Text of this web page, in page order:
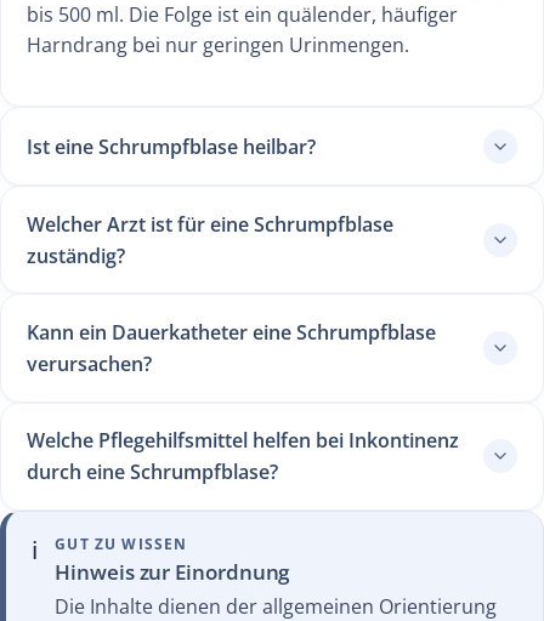
bis 500 ml. Die Folge ist ein quälender, häufiger
Harndrang bei nur geringen Urinmengen.
Ist eine Schrumpfblase heilbar?
Welcher Arzt ist für eine Schrumpfblase
zuständig?
Kann ein Dauerkatheter eine Schrumpfblase
verursachen?
Welche Pflegehilfsmittel helfen bei Inkontinenz
durch eine Schrumpfblase?
ℹ️ GUT ZU WISSEN
Hinweis zur Einordnung
Die Inhalte dienen der allgemeinen Orientierung